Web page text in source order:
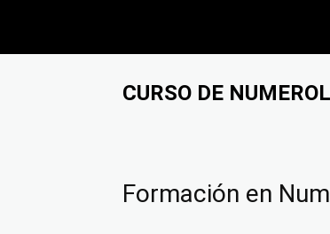
CURSO DE
Formación en